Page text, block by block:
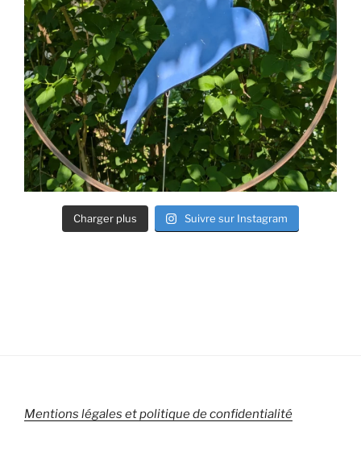
Charger plus Suivre sur Instagram
Mentions légales et politique de confidentialité